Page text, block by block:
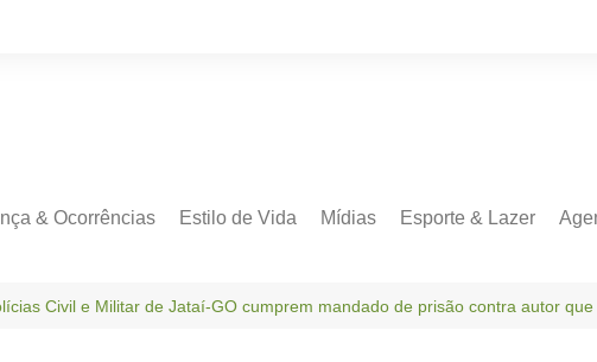
& Ocorrências Estilo de Vida Mídias Esporte & Lazer
Civil e Militar de Jataí-GO cumprem mandado de prisão contra autor